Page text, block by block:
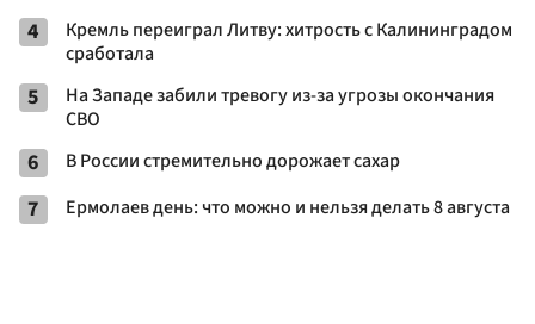
4
Кремль переиграл Литву: хитрость с Калининградом
сработала
5
На Западе забили тревогу из-за угрозы окончания
СВО
6 В России стремительно дорожает сахар
7 Ермолаев день: что можно и нельзя делать 8 августа